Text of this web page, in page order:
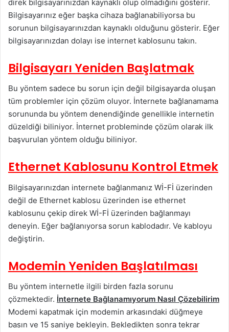
direk bilgisayarınızdan kaynaklı olup olmadığını gösterir.
Bilgisayarınız eğer başka cihaza bağlanabiliyorsa bu
sorunun bilgisayarınızdan kaynaklı olduğunu gösterir. Eğer
bilgisayarınızdan dolayı ise internet kablosunu takın.
Bilgisayarı Yeniden Başlatmak
Bu yöntem sadece bu sorun için değil bilgisayarda oluşan
tüm problemler için çözüm oluyor. İnternete bağlanamama
sorununda bu yöntem denendiğinde genellikle internetin
düzeldiği biliniyor. İnternet probleminde çözüm olarak ilk
başvurulan yöntem olduğu biliniyor.
Ethernet Kablosunu Kontrol Etmek
Bilgisayarınızdan internete bağlanmanız Wİ-Fİ üzerinden
değil de Ethernet kablosu üzerinden ise ethernet
kablosunu çekip direk Wİ-Fİ üzerinden bağlanmayı
deneyin. Eğer bağlanıyorsa sorun kablodadır. Ve kabloyu
değiştirin.
Modemin Yeniden Başlatılması
Bu yöntem internetle ilgili birden fazla sorunu
çözmektedir. İnternete Bağlanamıyorum Nasıl Çözebilirim
Modemi kapatmak için modemin arkasındaki düğmeye
basın ve 15 saniye bekleyin. Bekledikten sonra tekrar